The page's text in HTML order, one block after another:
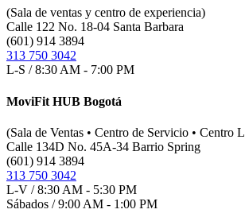
(Sala de ventas y centro de experiencia)
Calle 122 No. 18-04 Santa Barbara
(601) 914 3894
313 750 3042
L-S / 8:30 AM - 7:00 PM
MoviFit HUB Bogotá
(Sala de Ventas • Centro de Servicio • Centro
Calle 134D No. 45A-34 Barrio Spring
(601) 914 3894
313 750 3042
L-V / 8:30 AM - 5:30 PM
Sábados / 9:00 AM - 1:00 PM